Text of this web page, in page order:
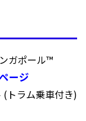
ガポール™
ージ
(トラム乗車付き)